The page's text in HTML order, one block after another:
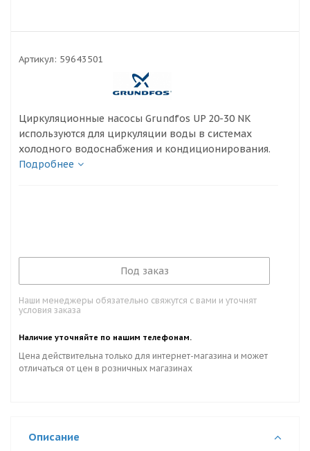
Артикул: 59643501
Циркуляционные насосы Grundfos UP 20-30 NK
используются для циркуляции воды в системах
холодного водоснабжения и кондиционирования.
Подробнее
Под заказ
Наши менеджеры обязательно свяжутся с вами и уточнят
условия заказа
Наличие уточняйте по нашим телефонам.
Цена действительна только для интернет-магазина и может
отличаться от цен в розничных магазинах
Описание